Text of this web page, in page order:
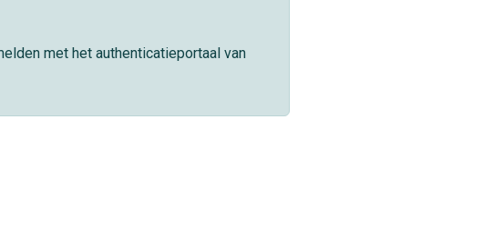
met het authenticatieportaal van